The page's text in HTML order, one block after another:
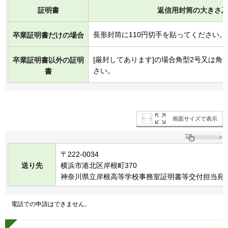
証明書 返信用封筒の大きさ
卒業証明書だけの場合 長形封筒に110円切手を貼ってください。
卒業証明書以外の証明
書
[厳封してあります]の場合角型2号又は角
さい。
画面サイズで表示
送り先
〒222-0034
横浜市港北区岸根町370
神奈川県立岸根高等学校事務室証明書等交付担当宛
電話での申請はできません。